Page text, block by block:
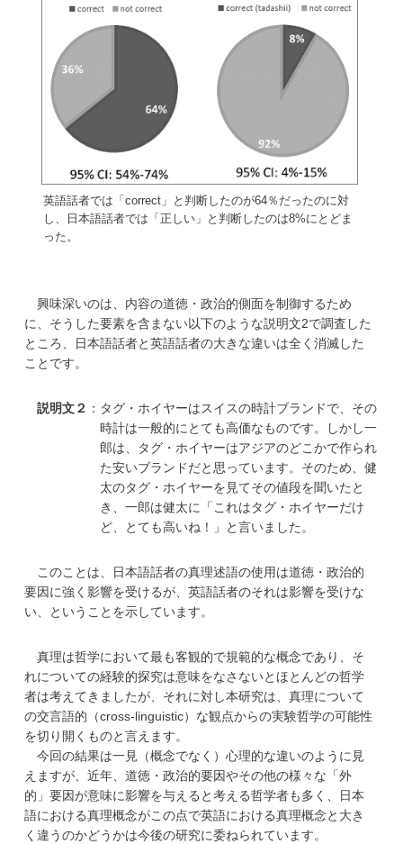
英語話者では「correct」と判断したのが64％だったのに対
し、日本語話者では「正しい」と判断したのは8%にとどま
った。
興味深いのは、内容の道徳・政治的側面を制御するため
に、そうした要素を含まない以下のような説明文2で調査した
ところ、日本語話者と英語話者の大きな違いは全く消滅した
ことです。
説明文２ ：タグ・ホイヤーはスイスの時計ブランドで、その
時計は一般的にとても高価なものです。しかし一
郎は、タグ・ホイヤーはアジアのどこかで作られ
た安いブランドだと思っています。そのため、健
太のタグ・ホイヤーを見てその値段を聞いたと
き、一郎は健太に「これはタグ・ホイヤーだけ
ど、とても高いね！」と言いました。
このことは、日本語話者の真理述語の使用は道徳・政治的
要因に強く影響を受けるが、英語話者のそれは影響を受けな
い、ということを示しています。
真理は哲学において最も客観的で規範的な概念であり、そ
れについての経験的探究は意味をなさないとほとんどの哲学
者は考えてきましたが、それに対し本研究は、真理について
の交言語的（cross-linguistic）な観点からの実験哲学の可能性
を切り開くものと言えます。
今回の結果は一見（概念でなく）心理的な違いのように見
えますが、近年、道徳・政治的要因やその他の様々な「外
的」要因が意味に影響を与えると考える哲学者も多く、日本
語における真理概念がこの点で英語における真理概念と大き
く違うのかどうかは今後の研究に委ねられています。